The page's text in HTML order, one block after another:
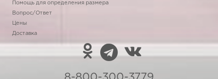
Помощь для определения размера
Вопрос/Ответ
Цены
Доставка